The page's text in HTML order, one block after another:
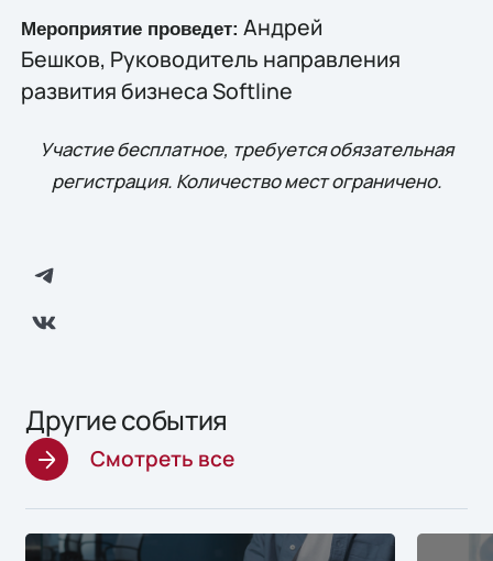
Мероприятие проведет: Андрей
Бешков, Руководитель направления
развития бизнеса Softline
Участие бесплатное, требуется обязательная
регистрация. Количество мест ограничено.
Другие события
Смотреть все